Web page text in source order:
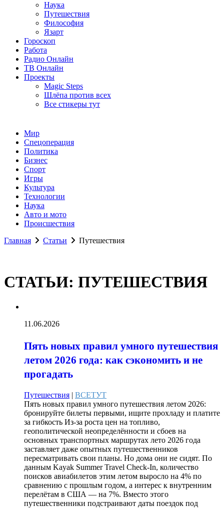
Наука
Путешествия
Философия
Язарт
Гороскоп
Работа
Радио Онлайн
ТВ Онлайн
Проекты
Magic Steps
Шлёпа против всех
Все стикеры тут
Мир
Спецоперация
Политика
Бизнес
Спорт
Игры
Культура
Технологии
Наука
Авто и мото
Происшествия
Главная
Статьи Путешествия
СТАТЬИ: ПУТЕШЕСТВИЯ
11.06.2026
Пять новых правил умного путешествия
летом 2026 года: как сэкономить и не
прогадать
Путешествия | ВСЕТУТ
Пять новых правил умного путешествия летом 2026:
бронируйте билеты первыми, ищите прохладу и платите
за гибкость Из-за роста цен на топливо,
геополитической неопределённости и сбоев на
основных транспортных маршрутах лето 2026 года
заставляет даже опытных путешественников
пересматривать свои планы. Но дома они не сидят. По
данным Kayak Summer Travel Check-In, количество
поисков авиабилетов этим летом выросло на 4% по
сравнению с прошлым годом, а интерес к внутренним
перелётам в США — на 7%. Вместо этого
путешественники подстраивают даты поездок под